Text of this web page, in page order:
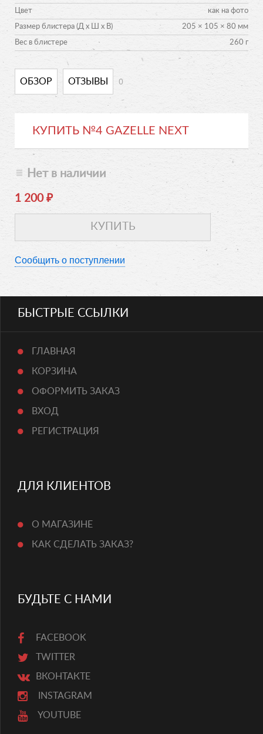
Цвет как на фото
Размер блистера (Д х Ш х В) 205 × 105 × 80 мм
Вес в блистере 260 г
ОБЗОР ОТЗЫВЫ 0
КУПИТЬ №4 GAZELLE NEXT
Нет в наличии
1 200 ₽
Сообщить о поступлении
БЫСТРЫЕ ССЫЛКИ
ГЛАВНАЯ
КОРЗИНА
ОФОРМИТЬ ЗАКАЗ
ВХОД
РЕГИСТРАЦИЯ
ДЛЯ КЛИЕНТОВ
О МАГАЗИНЕ
КАК СДЕЛАТЬ ЗАКАЗ?
БУДЬТЕ С НАМИ
FACEBOOK
TWITTER
ВКОНТАКТЕ
INSTAGRAM
YOUTUBE